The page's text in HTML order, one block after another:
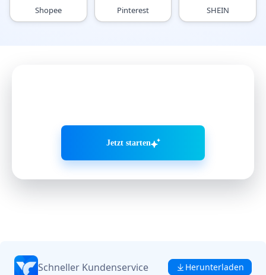
Shopee Pinterest SHEIN
Jetzt starten
Schneller Kundenservice Herunterladen